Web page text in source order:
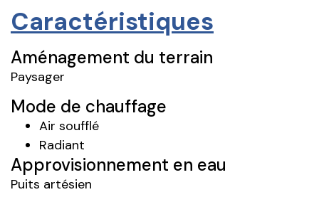
Caractéristiques
Aménagement du terrain
Paysager
Mode de chauffage
Air soufflé
Radiant
Approvisionnement en eau
Puits artésien